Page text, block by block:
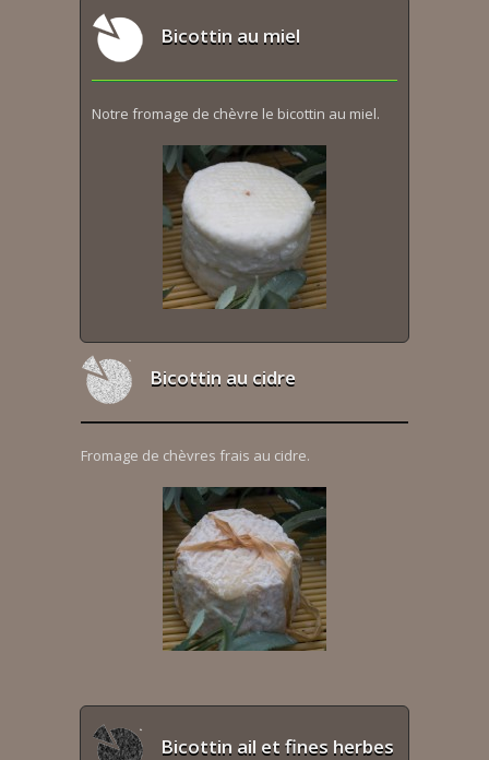
Bicottin au miel
Notre fromage de chèvre le bicottin au miel.
Bicottin au cidre
Fromage de chèvres frais au cidre.
Bicottin ail et fines herbes